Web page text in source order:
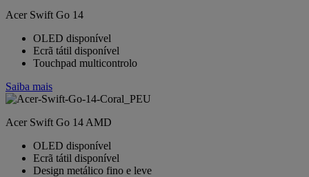
Acer Swift Go 14
OLED disponível
Ecrã tátil disponível
Touchpad multicontrolo
Saiba mais
Acer Swift Go 14 AMD
OLED disponível
Ecrã tátil disponível
Design metálico fino e leve